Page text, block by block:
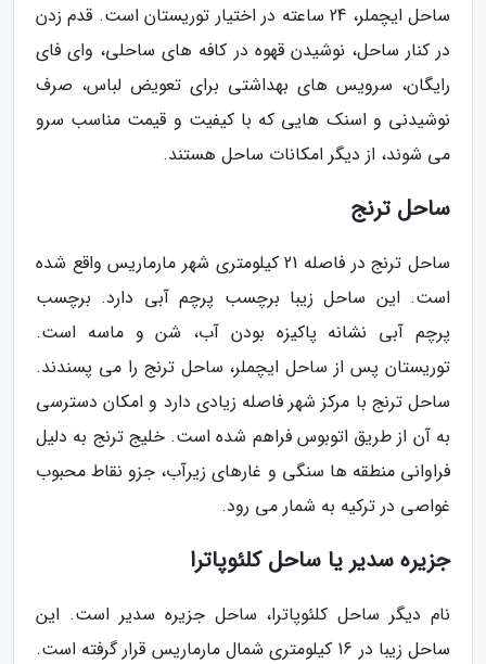
ساحل ایچملر، 24 ساعته در اختیار توریستان است. قدم زدن
در کنار ساحل، نوشیدن قهوه در کافه های ساحلی، وای فای
رایگان، سرویس های بهداشتی برای تعویض لباس، صرف
نوشیدنی و اسنک هایی که با کیفیت و قیمت مناسب سرو
می شوند، از دیگر امکانات ساحل هستند.
ساحل ترنج
ساحل ترنج در فاصله 21 کیلومتری شهر مارماریس واقع شده
است. این ساحل زیبا برچسب پرچم آبی دارد. برچسب
پرچم آبی نشانه پاکیزه بودن آب، شن و ماسه است.
توریستان پس از ساحل ایچملر، ساحل ترنج را می پسندند.
ساحل ترنج با مرکز شهر فاصله زیادی دارد و امکان دسترسی
به آن از طریق اتوبوس فراهم شده است. خلیج ترنج به دلیل
فراوانی منطقه ها سنگی و غارهای زیرآب، جزو نقاط محبوب
غواصی در ترکیه به شمار می رود.
جزیره سدیر یا ساحل کلئوپاترا
نام دیگر ساحل کلئوپاترا، ساحل جزیره سدیر است. این
ساحل زیبا در 16 کیلومتری شمال مارماریس قرار گرفته است.